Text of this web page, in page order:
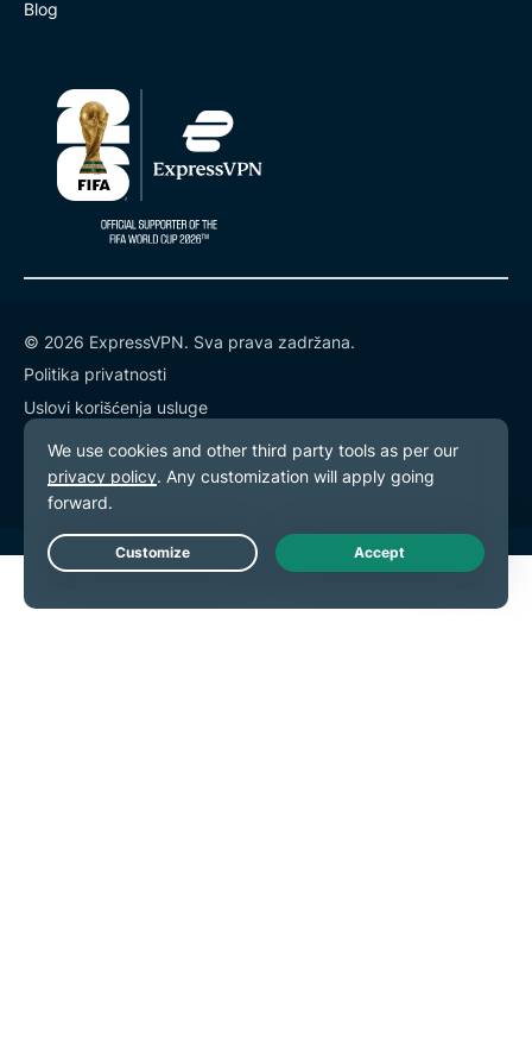
Blog
© 2026 ExpressVPN. Sva prava zadržana.
Politika privatnosti
Uslovi korišćenja usluge
Podešavanja kolačića
Live Chat